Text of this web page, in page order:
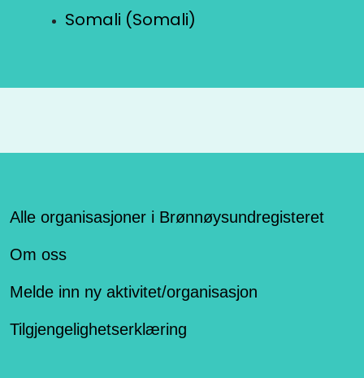
Somali (Somali)
Alle organisasjoner i Brønnøysundregisteret
Om oss
Melde inn ny aktivitet/organisasjon
Tilgjengelighetserklæring